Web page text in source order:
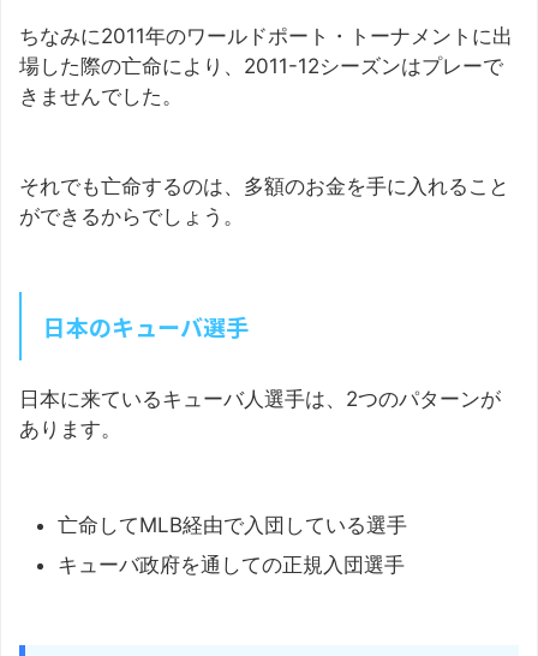
ちなみに2011年のワールドポート・トーナメントに出
場した際の亡命により、2011-12シーズンはプレーで
きませんでした。
それでも亡命するのは、多額のお金を手に入れること
ができるからでしょう。
日本のキューバ選手
日本に来ているキューバ人選手は、2つのパターンが
あります。
亡命してMLB経由で入団している選手
キューバ政府を通しての正規入団選手